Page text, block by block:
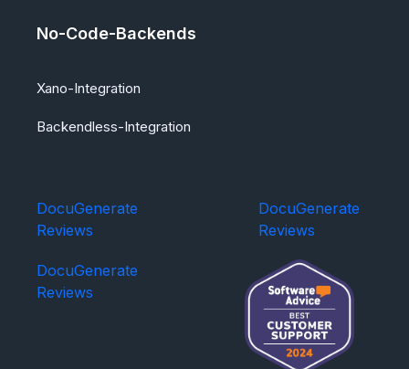
No-Code-Backends
Xano-Integration
Backendless-Integration
DocuGenerate
Reviews
DocuGenerate
Reviews
DocuGenerate
Reviews